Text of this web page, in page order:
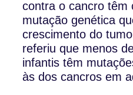
contra o cancro têm
mutação genética
crescimento do
referiu que menos
infantis têm
às dos cancros em